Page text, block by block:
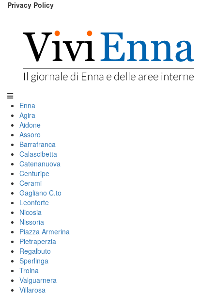
Privacy Policy
Enna
Agira
Aidone
Assoro
Barrafranca
Calascibetta
Catenanuova
Centuripe
Cerami
Gagliano C.to
Leonforte
Nicosia
Nissoria
Piazza Armerina
Pietraperzia
Regalbuto
Sperlinga
Troina
Valguarnera
Villarosa